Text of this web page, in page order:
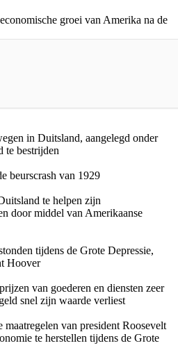
groei van Amerika na de
in Duitsland, aangelegd onder
te bestrijden
beurscrash van 1929
te helpen zijn
door middel van Amerikaanse
tijdens de Grote Depressie,
Hoover
van goederen en diensten zeer
snel zijn waarde verliest
maatregelen van president Roosevelt
te herstellen tijdens de Grote